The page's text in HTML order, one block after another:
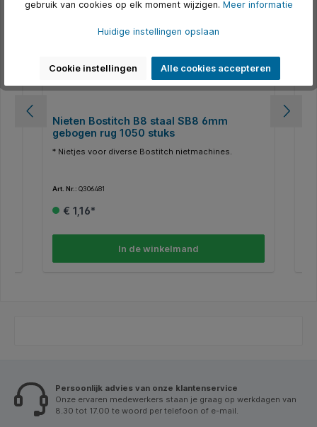
Nieten Bostitch B8 staal SB8 6mm
gebogen rug 1050 stuks
* Nietjes voor diverse Bostitch nietmachines.
Art. Nr.: Q306481
€ 1,16*
In de winkelmand
Persoonlijk advies van onze klantenservice
Onze ervaren medewerkers staan je graag op werkdagen van
8.30 tot 17.00 te woord per telefoon of e-mail.
gebruik van cookies op elk moment wijzigen. Meer informatie
Huidige instellingen opslaan
Cookie instellingen Alle cookies accepteren